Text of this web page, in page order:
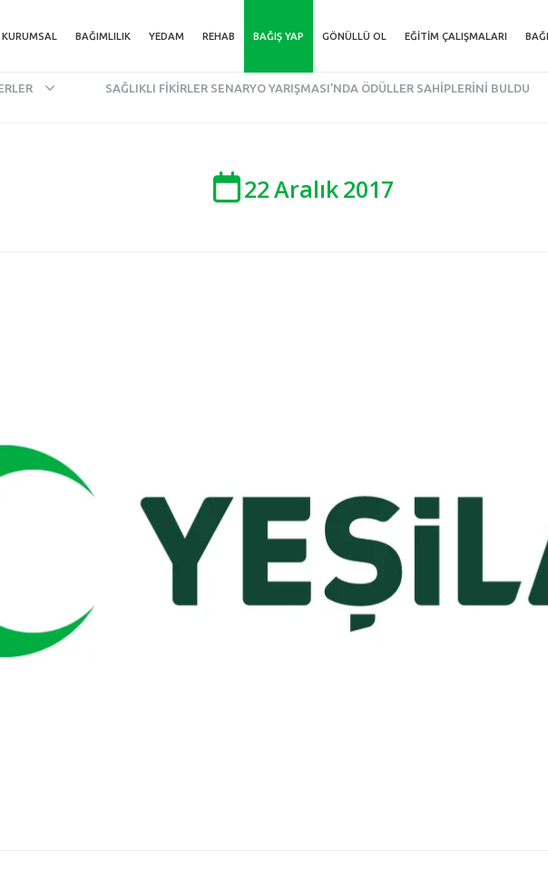
KURUMSAL BAĞIMLILIK YEDAM REHAB BAĞIŞ YAP GÖNÜLLÜ OL EĞITIM ÇALIŞMALARI
SAĞLIKLI FIKIRLER SENARYO YARIŞMASI’NDA ÖDÜLLER SAHIPLERINI BULDU
22Aralık2017